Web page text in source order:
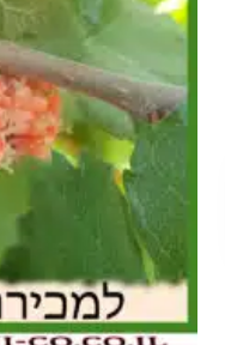
כמות
של
עץ
תות